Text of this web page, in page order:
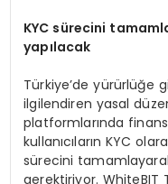
KYC sürecini
yapılacak
Türkiye’de yürürlüğe
ilgilendiren yasal
platformlarında
kullanıcıların KYC
sürecini
gerektiriyor.